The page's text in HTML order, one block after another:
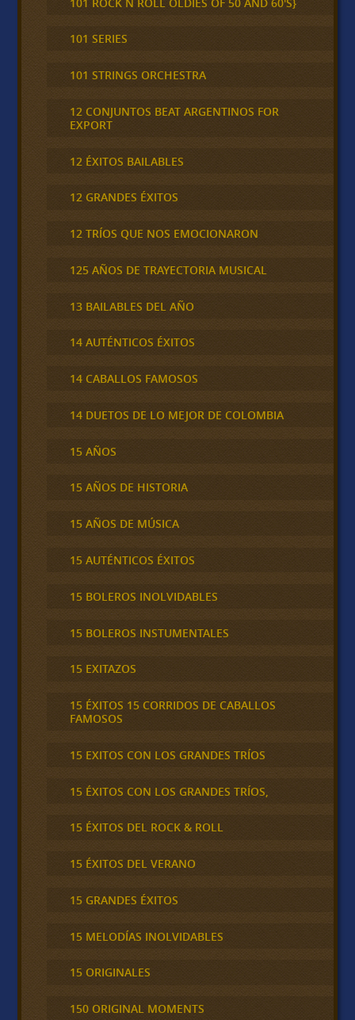
101 SERIES
101 STRINGS ORCHESTRA
12 CONJUNTOS BEAT ARGENTINOS FOR
EXPORT
12 ÉXITOS BAILABLES
12 GRANDES ÉXITOS
12 TRÍOS QUE NOS EMOCIONARON
125 AÑOS DE TRAYECTORIA MUSICAL
13 BAILABLES DEL AÑO
14 AUTÉNTICOS ÉXITOS
14 CABALLOS FAMOSOS
14 DUETOS DE LO MEJOR DE COLOMBIA
15 AÑOS
15 AÑOS DE HISTORIA
15 AÑOS DE MÚSICA
15 AUTÉNTICOS ÉXITOS
15 BOLEROS INOLVIDABLES
15 BOLEROS INSTUMENTALES
15 EXITAZOS
15 ÉXITOS 15 CORRIDOS DE CABALLOS
FAMOSOS
15 EXITOS CON LOS GRANDES TRÍOS
15 ÉXITOS CON LOS GRANDES TRÍOS,
15 ÉXITOS DEL ROCK & ROLL
15 ÉXITOS DEL VERANO
15 GRANDES ÉXITOS
15 MELODÍAS INOLVIDABLES
15 ORIGINALES
150 ORIGINAL MOMENTS